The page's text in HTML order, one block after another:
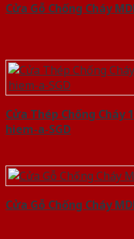
Cửa Gỗ Chống Cháy
Cửa Thép Chống
hiem-a-SGD
Cửa Gỗ Chống Cháy